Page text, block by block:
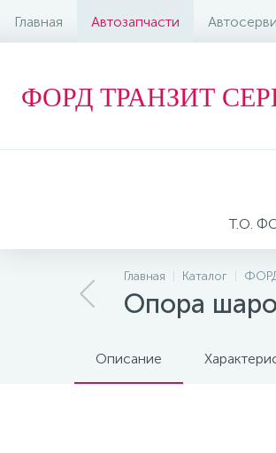
Главная Автозапчасти
ФОРД ТРАНЗИТ
Т.О.
Главная Каталог
Опора
Описание